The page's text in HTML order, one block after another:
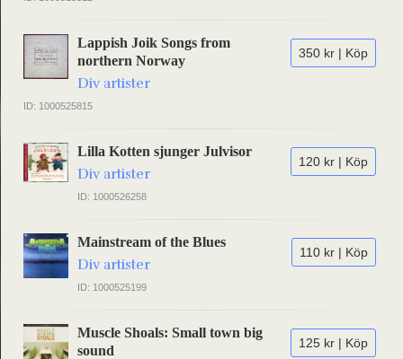
350 kr | Köp
Lappish Joik Songs from
northern Norway
Div artister
ID: 1000525815
120 kr | Köp
Lilla Kotten sjunger Julvisor
Div artister
ID: 1000526258
110 kr | Köp
Mainstream of the Blues
Div artister
ID: 1000525199
125 kr | Köp
Muscle Shoals: Small town big
sound